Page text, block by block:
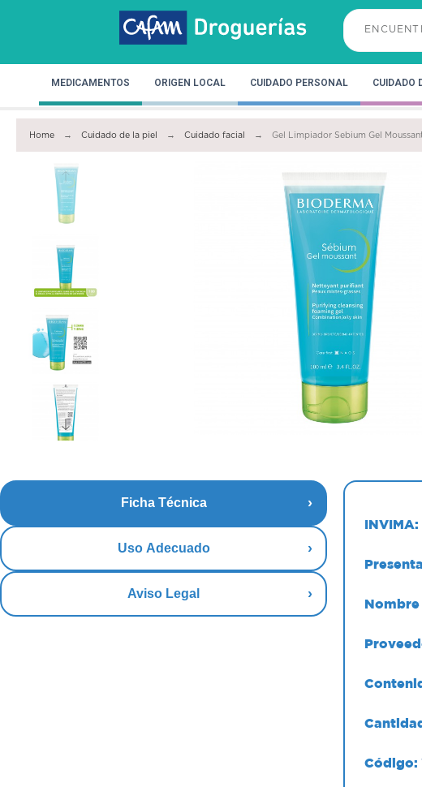
MEDICAMENTOS ORIGEN LOCAL CUIDADO PERSONAL CUIDADO
Home Cuidado de la piel Cuidado facial Gel Limpiador Sebium Gel
Ficha Técnica
Uso Adecuado
Aviso Legal
INVIMA:
Código: